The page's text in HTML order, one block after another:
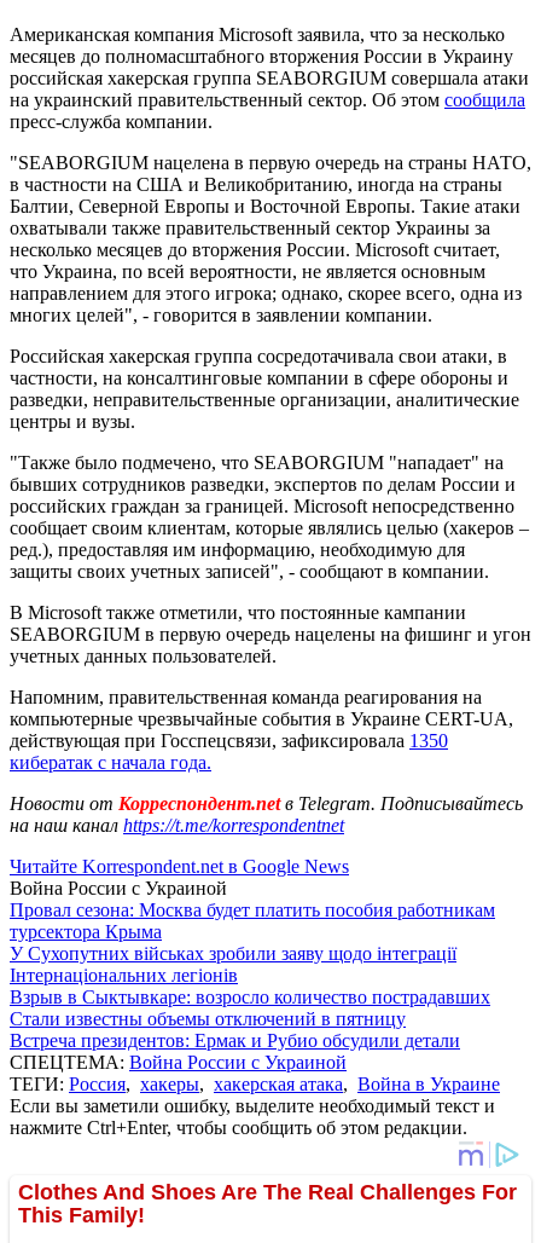
Американская компания Microsoft заявила, что за несколько
месяцев до полномасштабного вторжения России в Украину
российская хакерская группа SEABORGIUM совершала атаки
на украинский правительственный сектор. Об этом сообщила
пресс-служба компании.
"SEABORGIUM нацелена в первую очередь на страны НАТО,
в частности на США и Великобританию, иногда на страны
Балтии, Северной Европы и Восточной Европы. Такие атаки
охватывали также правительственный сектор Украины за
несколько месяцев до вторжения России. Microsoft считает,
что Украина, по всей вероятности, не является основным
направлением для этого игрока; однако, скорее всего, одна из
многих целей", - говорится в заявлении компании.
Российская хакерская группа сосредотачивала свои атаки, в
частности, на консалтинговые компании в сфере обороны и
разведки, неправительственные организации, аналитические
центры и вузы.
"Также было подмечено, что SEABORGIUM "нападает" на
бывших сотрудников разведки, экспертов по делам России и
российских граждан за границей. Microsoft непосредственно
сообщает своим клиентам, которые являлись целью (хакеров –
ред.), предоставляя им информацию, необходимую для
защиты своих учетных записей", - сообщают в компании.
В Microsoft также отметили, что постоянные кампании
SEABORGIUM в первую очередь нацелены на фишинг и угон
учетных данных пользователей.
Напомним, правительственная команда реагирования на
компьютерные чрезвычайные события в Украине CERT-UA,
действующая при Госспецсвязи, зафиксировала 1350
кибератак с начала года.
Новости от Корреспондент.netв Telegram. Подписывайтесь
на наш канал https://t.me/korrespondentnet
Читайте Korrespondent.net в Google News
Война России с Украиной
Провал сезона: Москва будет платить пособия работникам
турсектора Крыма
У Сухопутних військах зробили заяву щодо інтеграції
Інтернаціональних легіонів
Взрыв в Сыктывкаре: возросло количество пострадавших
Стали известны объемы отключений в пятницу
Встреча президентов: Ермак и Рубио обсудили детали
СПЕЦТЕМА: Война России с Украиной
ТЕГИ: Россия, хакеры, хакерская атака, Война в Украине
Если вы заметили ошибку, выделите необходимый текст и
нажмите Ctrl+Enter, чтобы сообщить об этом редакции.